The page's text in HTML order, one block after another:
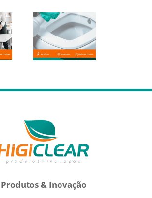
Técnicas
de Limpeza
Profissional
de
Banheiros
Produtos & Inovação